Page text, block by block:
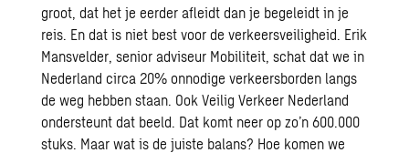
groot, dat het je eerder afleidt danje begeleidt in je
reis. En dat is niet best voor de verkeersveiligheid. Erik
Mansvelder, senior adviseur Mobiliteit,schat dat we in
Nederland circa 20% onnodige verkeersborden langs
de weg hebben staan. Ook Veilig Verkeer Nederland
ondersteunt dat beeld. Dat komt neer op zo’n 600.000
stuks. Maar wat is de juiste balans? Hoe komen we